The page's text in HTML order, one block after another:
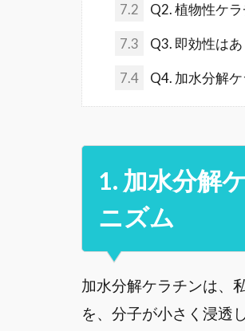
7.2 Q2. 植物性ケ
7.3 Q3. 即効性は
7.4 Q4. 加水分解
1. 加水分解
ニズム
加水分解ケラチンは、
を、分子が小さく浸透